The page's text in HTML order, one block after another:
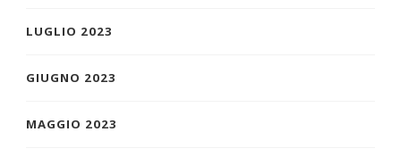
LUGLIO 2023
GIUGNO 2023
MAGGIO 2023